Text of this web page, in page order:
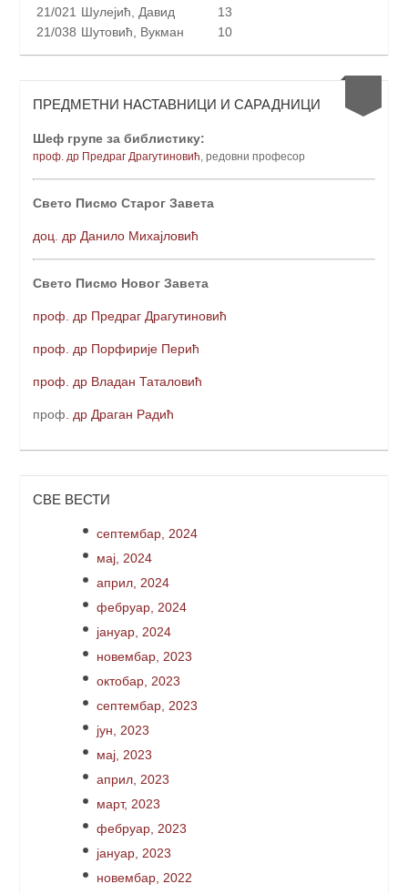
21/021 Шулејић, Давид
13
21/038 Шутовић, Вукман 10
ПРЕДМЕТНИ НАСТАВНИЦИ И САРАДНИЦИ
Шеф групе за библистику:
проф. др Предраг Драгутиновић, редовни професор
Свето Писмо Старог Завета
доц. др Данило Михајловић
Свето Писмо Новог Завета
проф. др Предраг Драгутиновић
проф. др Порфирије Перић
проф. др Владан Таталовић
проф . др Драган Радић
СВЕ ВЕСТИ
септембар, 2024
мај, 2024
април, 2024
фебруар, 2024
јануар, 2024
новембар, 2023
октобар, 2023
септембар, 2023
јун, 2023
мај, 2023
април, 2023
март, 2023
фебруар, 2023
јануар, 2023
новембар, 2022